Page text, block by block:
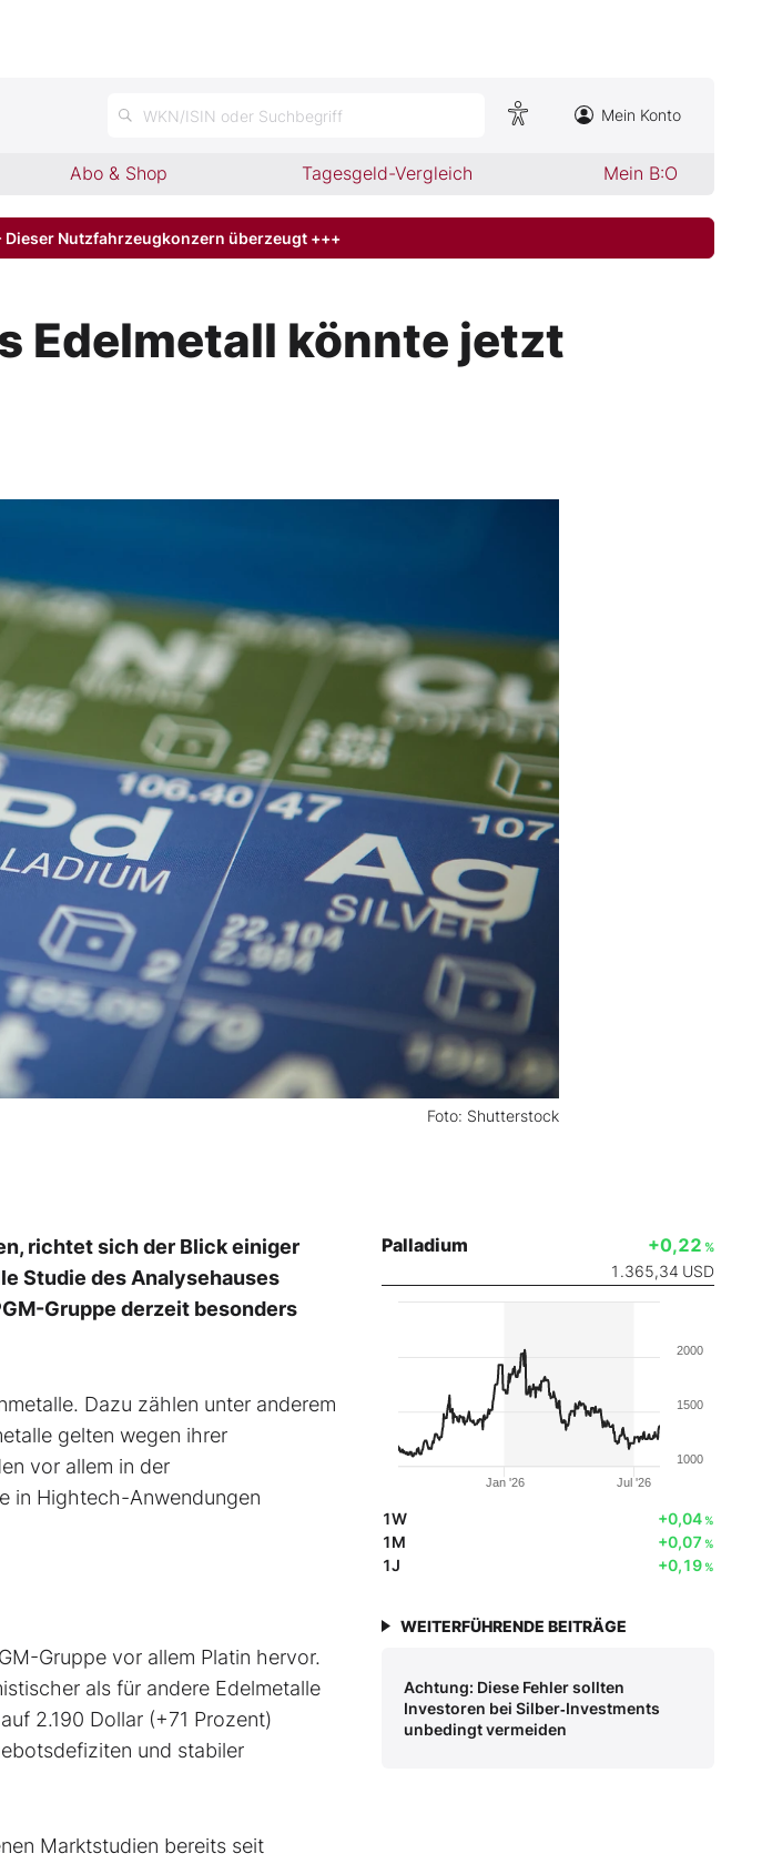
WKN/ISIN oder Suchbegriff Mein Konto
Abo & Shop Tagesgeld-Vergleich Mein B:O
Nutzfahrzeugkonzern überzeugt +++
Edelmetall könnte jetzt
Foto: Shutterstock
richtet sich der Blick einiger
Studie des Analysehauses
Gruppe derzeit besonders
Dazu zählen unter anderem
gelten wegen ihrer
vor allem in der
in Hightech-Anwendungen
Gruppe vor allem Platin hervor.
als für andere Edelmetalle
2.190 Dollar (+71 Prozent)
und stabiler
Marktstudien bereits seit
Palladium +0,22 %
1.365,34 USD
Jan '26 Jul '26
1000
1500
2000
1W +0,04%
1M +0,07 %
1J +0,19%
WEITERFÜHRENDE BEITRÄGE
Achtung: Diese Fehler sollten
Investoren bei Silber‑Investments
unbedingt vermeiden